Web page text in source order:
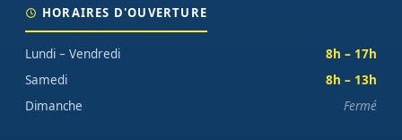
HORAIRES D'OUVERTURE
Lundi – Vendredi
8h – 17h
Samedi
8h – 13h
Dimanche
Fermé